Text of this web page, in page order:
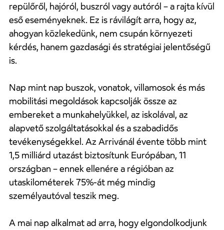
repülőről, hajóról, buszról vagy autóról – a rajta kívül
eső eseményeknek. Ez is rávilágít arra, hogy az,
ahogyan közlekedünk, nem csupán környezeti
kérdés, hanem gazdasági és stratégiai jelentőségű
is.
Nap mint nap buszok, vonatok, villamosok és más
mobilitási megoldások kapcsolják össze az
embereket a munkahelyükkel, az iskolával, az
alapvető szolgáltatásokkal és a szabadidős
tevékenységekkel. Az Arrivánál évente több mint
1,5 milliárd utazást biztosítunk Európában, 11
országban – ennek ellenére a régióban az
utaskilométerek 75%-át még mindig
személyautóval teszik meg.
A mai nap alkalmat ad arra, hogy elgondolkodjunk